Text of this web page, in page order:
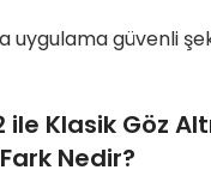
uygulama güvenli
Klasik Göz
Nedir?